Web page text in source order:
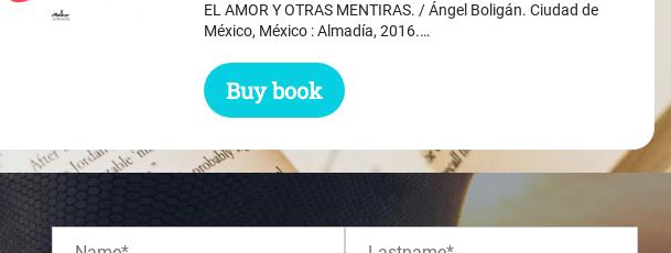
$ 31.45.
$ 29.45.
EL AMOR Y OTRAS MENTIRAS. / Ángel Boligán. Ciudad de
México, México : Almadía, 2016.…
Buy book